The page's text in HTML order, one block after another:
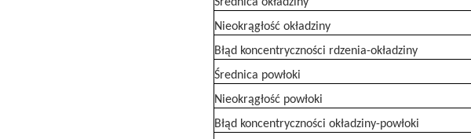
Nieokrągłość okładziny
Błąd koncentryczności rdzenia-okładziny
Średnica powłoki
Nieokrągłość powłoki
Błąd koncentryczności okładziny-powłoki